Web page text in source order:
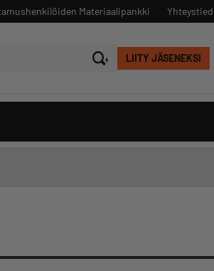
Materiaalipankki
LIITY JÄSENEKSI
Sulje